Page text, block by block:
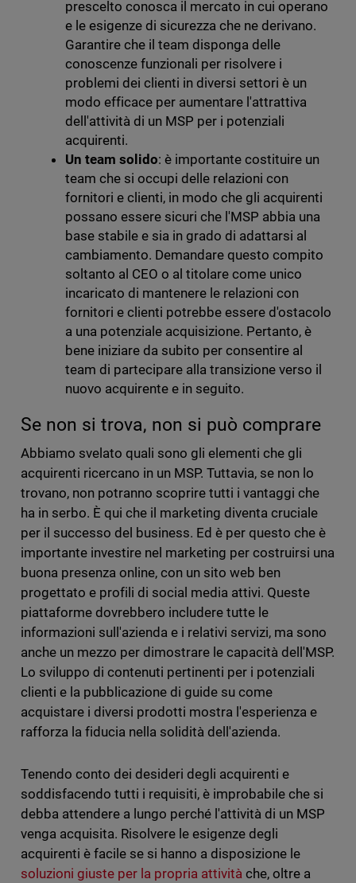
prescelto conosca il mercato in cui operano
e le esigenze di sicurezza che ne derivano.
Garantire che il team disponga delle
conoscenze funzionali per risolvere i
problemi dei clienti in diversi settori è un
modo efficace per aumentare l'attrattiva
dell'attività di un MSP per i potenziali
acquirenti.
Un team solido: è importante costituire un
team che si occupi delle relazioni con
fornitori e clienti, in modo che gli acquirenti
possano essere sicuri che l'MSP abbia una
base stabile e sia in grado di adattarsi al
cambiamento. Demandare questo compito
soltanto al CEO o al titolare come unico
incaricato di mantenere le relazioni con
fornitori e clienti potrebbe essere d'ostacolo
a una potenziale acquisizione. Pertanto, è
bene iniziare da subito per consentire al
team di partecipare alla transizione verso il
nuovo acquirente e in seguito.
Se non si trova, non si può comprare
Abbiamo svelato quali sono gli elementi che gli
acquirenti ricercano in un MSP. Tuttavia, se non lo
trovano, non potranno scoprire tutti i vantaggi che
ha in serbo. È qui che il marketing diventa cruciale
per il successo del business. Ed è per questo che è
importante investire nel marketing per costruirsi una
buona presenza online, con un sito web ben
progettato e profili di social media attivi. Queste
piattaforme dovrebbero includere tutte le
informazioni sull'azienda e i relativi servizi, ma sono
anche un mezzo per dimostrare le capacità dell'MSP.
Lo sviluppo di contenuti pertinenti per i potenziali
clienti e la pubblicazione di guide su come
acquistare i diversi prodotti mostra l'esperienza e
rafforza la fiducia nella solidità dell'azienda.
Tenendo conto dei desideri degli acquirenti e
soddisfacendo tutti i requisiti, è improbabile che si
debba attendere a lungo perché l'attività di un MSP
venga acquisita. Risolvere le esigenze degli
acquirenti è facile se si hanno a disposizione le
soluzioni giuste per la propria attività che, oltre a